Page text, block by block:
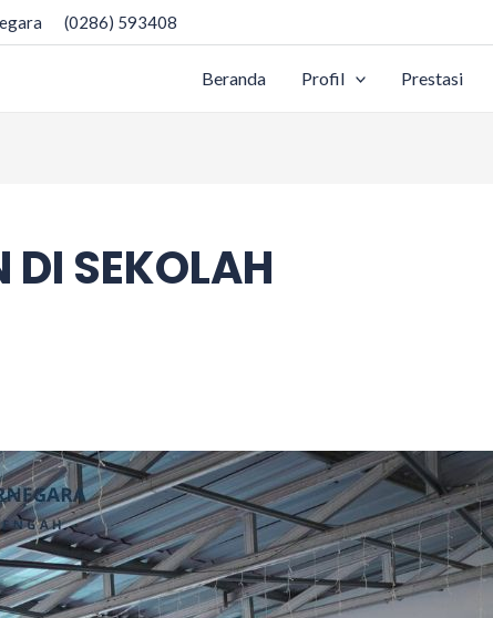
(0286) 593408
Beranda Profil Prestasi
SEKOLAH